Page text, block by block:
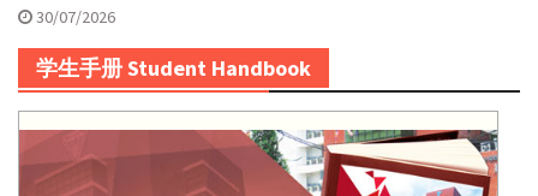
30/07/2026
学生手册 Student Handbook